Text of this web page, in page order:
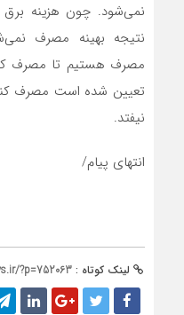
نمی‌شود. چون هزینه
نتیجه بهینه مصرف
مصرف هستیم تا مصرف
تعیین شده است مصرف
نیفتد.
انتهای پیام/
لینک کوتاه : ?p=752063